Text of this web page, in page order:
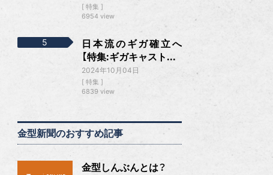
特集
6954 view
日本流のギガ確立へ
【特集:ギガキャスト...
2024年10月04日
特集
6839 view
金型新聞のおすすめ記事
金型しんぶんとは？